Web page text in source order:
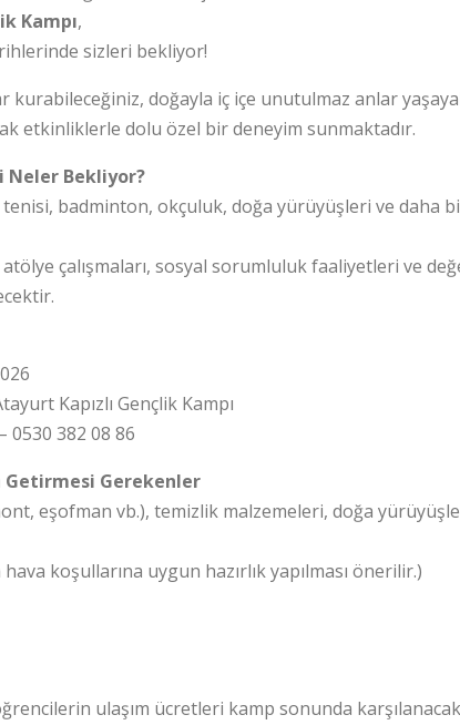
Kampı,
sizleri bekliyor!
kurabileceğiniz, doğayla iç içe unutulmaz anlar
etkinliklerle dolu özel bir deneyim sunmaktadır.
Neler Bekliyor?
badminton, okçuluk, doğa yürüyüşleri ve daha
çalışmaları, sosyal sorumluluk faaliyetleri ve
Kapızlı Gençlik Kampı
0530 382 08 86
Getirmesi Gerekenler
eşofman vb.), temizlik malzemeleri, doğa
koşullarına uygun hazırlık yapılması önerilir.)
ulaşım ücretleri kamp sonunda